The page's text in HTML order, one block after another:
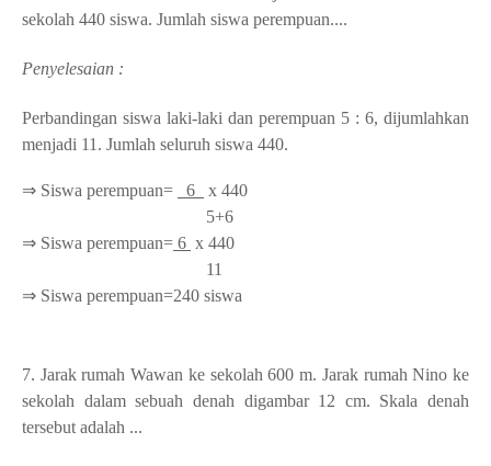
sekolah 440 siswa. Jumlah siswa perempuan....
Penyelesaian :
Perbandingan siswa laki-laki dan perempuan 5 : 6, dijumlahkan
menjadi 11. Jumlah seluruh siswa 440.
⇒ Siswa perempuan= 6
x 440
5+6
⇒ Siswa perempuan= 6 x 440
11
⇒ Siswa perempuan=240 siswa
7. Jarak rumah Wawan ke sekolah 600 m. Jarak rumah Nino ke
sekolah dalam sebuah denah digambar 12 cm. Skala denah
tersebut adalah ...